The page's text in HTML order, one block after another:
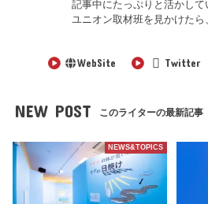
記事中にたっぷりと活かし
ユニオン取材班を見かけた
WebSite Twitter
NEW POST このライターの最新記事
NEWS&TOPICS